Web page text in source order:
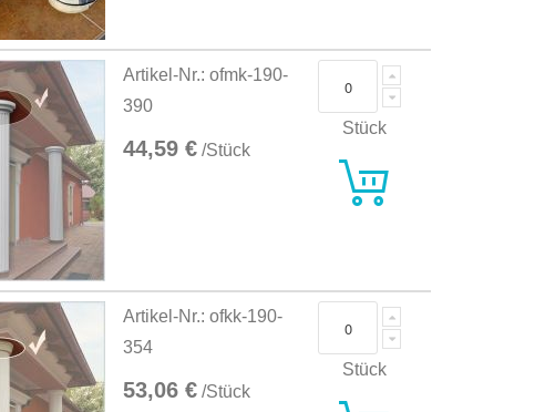
Artikel-Nr.: ofmk-190-
390
44,59 € /Stück
Stück
Artikel-Nr.: ofkk-190-
354
53,06 € /Stück
Stück